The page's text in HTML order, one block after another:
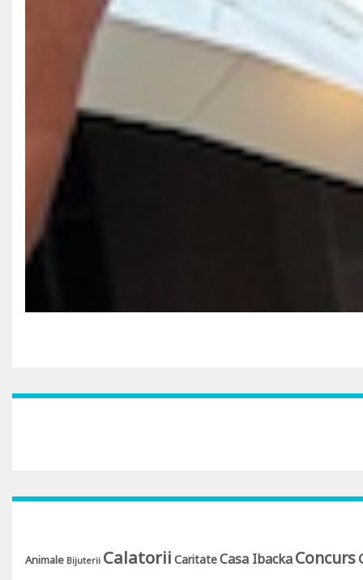
Animale Bijuterii Calatorii CaritateCasa IbackaConcurs